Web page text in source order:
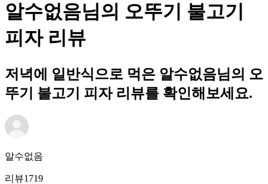
알수없음님의 오뚜기 불고기
피자 리뷰
저녁에 일반식으로 먹은 알수없음님의 오
뚜기 불고기 피자 리뷰를 확인해보세요.
알수없음
리뷰1719